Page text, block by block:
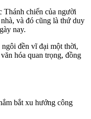
Thánh chiến của người
và đó cũng là thứ duy
nay.
đền vĩ đại một thời,
hóa quan trọng, đồng
bắt xu hướng công